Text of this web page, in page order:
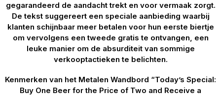
gegarandeerd de aandacht trekt en voor vermaak zorgt.
De tekst suggereert een speciale aanbieding waarbij
klanten schijnbaar meer betalen voor hun eerste biertje
om vervolgens een tweede gratis te ontvangen, een
leuke manier om de absurditeit van sommige
verkooptactieken te belichten.
Kenmerken van het Metalen Wandbord “Today’s Special:
Buy One Beer for the Price of Two and Receive a